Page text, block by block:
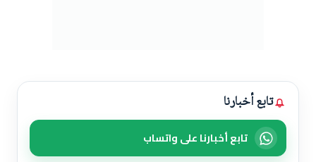
تابع أخبارنا
تابع أخبارنا على واتساب